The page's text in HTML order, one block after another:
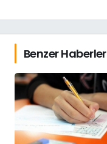
Benzer Haberler